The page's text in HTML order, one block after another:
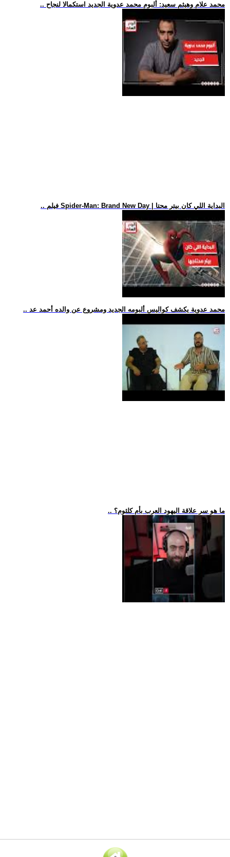
.. محمد علام وهيثم سعيد: ألبوم محمد عدوية الجديد استكمالا لنجاح
.. فيلم Spider-Man: Brand New Day | البداية اللي كان بيتر محتا
.. محمد عدوية يكشف كواليس ألبومه الجديد ومشروع عن والده أحمد عد
.. ما هو سر علاقة اليهود العرب بأم كلثوم؟